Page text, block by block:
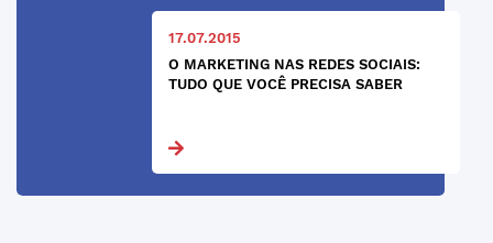
17.07.2015
O MARKETING NAS REDES SOCIAIS:
TUDO QUE VOCÊ PRECISA SABER